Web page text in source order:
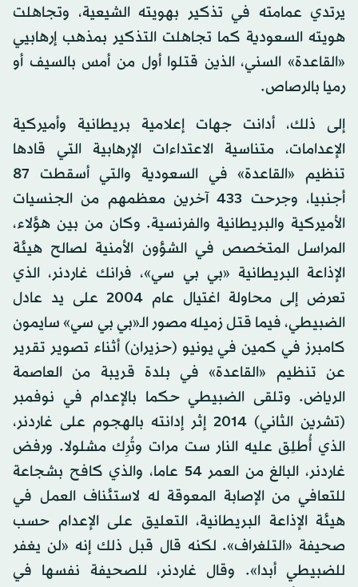
يرتدي عمامته في تذكير بهويته الشيعية، وتجاهلت
هويته السعودية كما تجاهلت التذكير بمذهب إرهابيي
«القاعدة» السني، الذين قتلوا أول من أمس بالسيف أو
رميا بالرصاص.
إلى ذلك، أدانت جهات إعلامية بريطانية وأميركية
الإعدامات، متناسية الاعتداءات الإرهابية التي قادها
تنظيم «القاعدة» في السعودية والتي أسقطت 87
أجنبيا، وجرحت 433 آخرين معظمهم من الجنسيات
الأميركية والبريطانية والفرنسية. وكان من بين هؤلاء،
المراسل المتخصص في الشؤون الأمنية لصالح هيئة
الإذاعة البريطانية «بي بي سي»، فرانك غاردنر، الذي
تعرض إلى محاولة اغتيال عام 2004 على يد عادل
الضبيطي، فيما قتل زميله مصور الـ«بي بي سي» سايمون
كامبرز في كمين في يونيو (حزيران) أثناء تصوير تقرير
عن تنظيم «القاعدة» في بلدة قريبة من العاصمة
الرياض. وتلقى الضبيطي حكما بالإعدام في نوفمبر
(تشرين الثاني) 2014 إثر إدانته بالهجوم على غاردنر،
الذي أُطلِق عليه النار ست مرات وتُرِك مشلولا. ورفض
غاردنر، البالغ من العمر 54 عاما، والذي كافح بشجاعة
للتعافي من الإصابة المعوقة له لاستئناف العمل في
هيئة الإذاعة البريطانية، التعليق على الإعدام حسب
صحيفة «التلغراف». لكنه قال قبل ذلك إنه «لن يغفر
للضبيطي أبدا». وقال غاردنر، للصحيفة نفسها في